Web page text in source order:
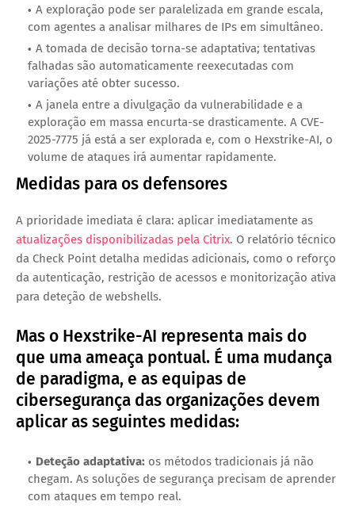
A exploração pode ser paralelizada em grande escala,
com agentes a analisar milhares de IPs em simultâneo.
A tomada de decisão torna-se adaptativa; tentativas
falhadas são automaticamente reexecutadas com
variações até obter sucesso.
A janela entre a divulgação da vulnerabilidade e a
exploração em massa encurta-se drasticamente. A CVE-
2025-7775 já está a ser explorada e, com o Hexstrike-AI, o
volume de ataques irá aumentar rapidamente.
Medidas para os defensores
A prioridade imediata é clara: aplicar imediatamente as
atualizações disponibilizadas pela Citrix. O relatório técnico
da Check Point detalha medidas adicionais, como o reforço
da autenticação, restrição de acessos e monitorização ativa
para deteção de webshells.
Mas o Hexstrike-AI representa mais do
que uma ameaça pontual. É uma mudança
de paradigma, e as equipas de
cibersegurança das organizações devem
aplicar as seguintes medidas:
Deteção adaptativa: os métodos tradicionais já não
chegam. As soluções de segurança precisam de aprender
com ataques em tempo real.